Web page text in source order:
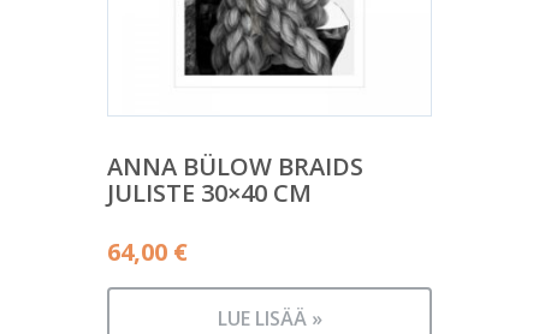
ANNA BÜLOW BRAIDS
JULISTE 30×40 CM
64,00 €
LUE LISÄÄ »